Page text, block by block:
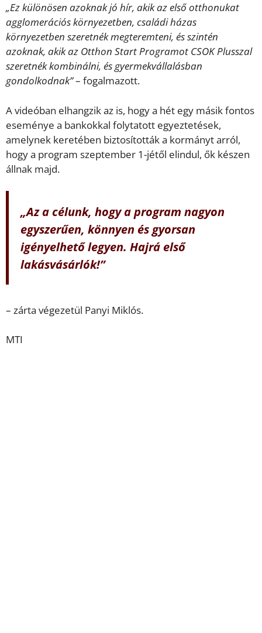
„Ez különösen azoknak jó hír, akik az első otthonukat
agglomerációs környezetben, családi házas
környezetben szeretnék megteremteni, és szintén
azoknak, akik az Otthon Start Programot CSOK Plusszal
szeretnék kombinálni, és gyermekvállalásban
gondolkodnak”– fogalmazott.
A videóban elhangzik az is, hogy a hét egy másik fontos
eseménye a bankokkal folytatott egyeztetések,
amelynek keretében biztosították a kormányt arról,
hogy a program szeptember 1-jétől elindul, ők készen
állnak majd.
„Az a célunk, hogy a program nagyon
egyszerűen, könnyen és gyorsan
igényelhető legyen. Hajrá első
lakásvásárlók!”
– zárta végezetül Panyi Miklós.
MTI